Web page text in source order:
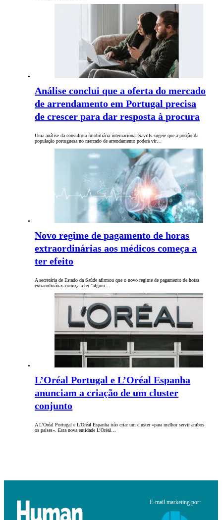
Análise conclui que a oferta do mercado
de arrendamento em Portugal precisa
de crescer para dar resposta à procura
Uma análise da consultora imobiliária internacional Savills sugere que a porção da
população portuguesa no mercado de arrendamento poderá vir…
Novo regime de pagamento de horas
extraordinárias aos médicos começa a
ter efeito
A secretária de Estado da Saúde afirmou que o novo regime de pagamento de horas
extraordinárias começa a ter "algum…
L’Oréal Portugal e L’Oréal Espanha
anunciam a criação de um cluster
conjunto
A L’Oréal Portugal e L’Oréal Espanha irão criar um cluster «para melhor servir ambos
os países». Esta nova entidade L’Oréal…
E-mail marketing por: